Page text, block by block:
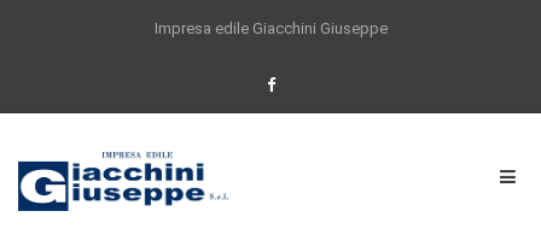
navigazione o cliccando su ACCETTO
acconsenti all'utilizzo dei cookie impiegati
dal nostro sito. Se vuoi saperne di piu, o se
Impresa edile Giacchini Giuseppe